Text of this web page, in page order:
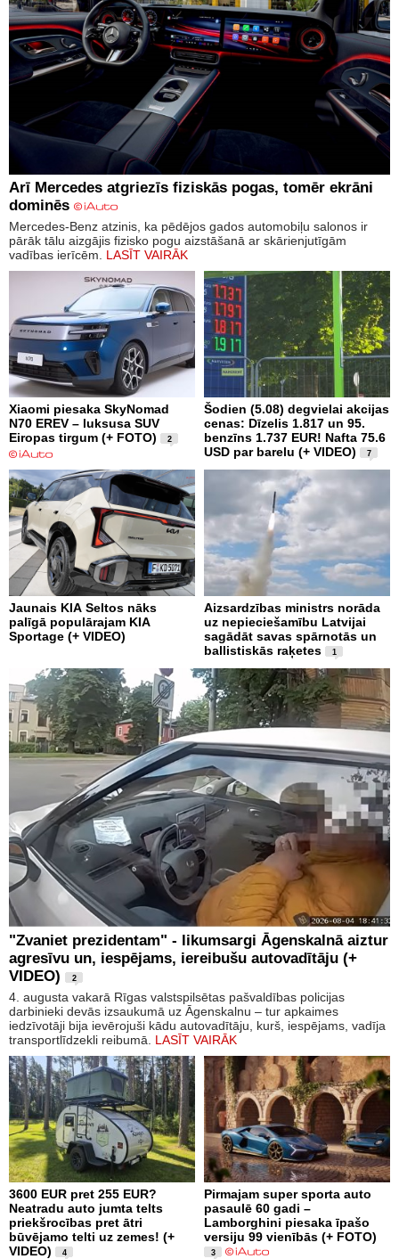
Arī Mercedes atgriezīs fiziskās pogas, tomēr ekrāni
dominēs
Mercedes-Benz atzinis, ka pēdējos gados automobiļu salonos ir
pārāk tālu aizgājis fizisko pogu aizstāšanā ar skārienjutīgām
vadības ierīcēm. LASĪT VAIRĀK
Xiaomi piesaka SkyNomad
N70 EREV – luksusa SUV
Eiropas tirgum (+ FOTO)
2
Šodien (5.08) degvielai akcijas
cenas: Dīzelis 1.817 un 95.
benzīns 1.737 EUR! Nafta 75.6
USD par barelu (+ VIDEO)
7
Jaunais KIA Seltos nāks
palīgā populārajam KIA
Sportage (+ VIDEO)
Aizsardzības ministrs norāda
uz nepieciešamību Latvijai
sagādāt savas spārnotās un
ballistiskās raķetes
1
"Zvaniet prezidentam" - likumsargi Āgenskalnā aiztur
agresīvu un, iespējams, iereibušu autovadītāju (+
VIDEO)
2
4. augusta vakarā Rīgas valstspilsētas pašvaldības policijas
darbinieki devās izsaukumā uz Āgenskalnu – tur apkaimes
iedzīvotāji bija ievērojuši kādu autovadītāju, kurš, iespējams, vadīja
transportlīdzekli reibumā. LASĪT VAIRĀK
3600 EUR pret 255 EUR?
Neatradu auto jumta telts
priekšrocības pret ātri
būvējamo telti uz zemes! (+
VIDEO)
4
Pirmajam super sporta auto
pasaulē 60 gadi –
Lamborghini piesaka īpašo
versiju 99 vienībās (+ FOTO)
3